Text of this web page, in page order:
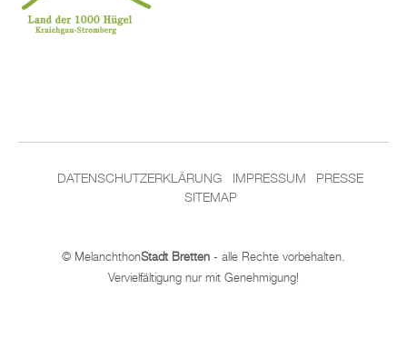
DATENSCHUTZERKLÄRUNG IMPRESSUM
PRESSE
SITEMAP
© MelanchthonStadt Bretten - alle Rechte vorbehalten.
Vervielfältigung nur mit Genehmigung!